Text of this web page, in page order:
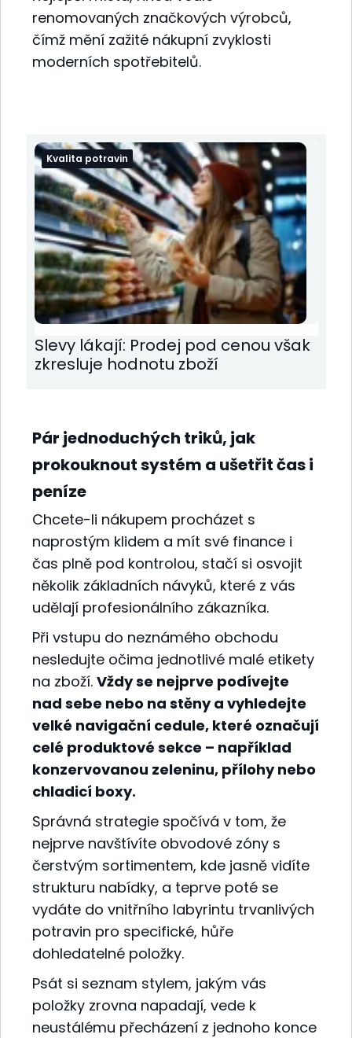
renomovaných značkových výrobců,
čímž mění zažité nákupní zvyklosti
moderních spotřebitelů.
Kvalita potravin
Slevy lákají: Prodej pod cenou však
zkresluje hodnotu zboží
Pár jednoduchých triků, jak
prokouknout systém a ušetřit čas i
peníze
Chcete-li nákupem procházet s
naprostým klidem a mít své finance i
čas plně pod kontrolou, stačí si osvojit
několik základních návyků, které z vás
udělají profesionálního zákazníka.
Při vstupu do neznámého obchodu
nesledujte očima jednotlivé malé etikety
na zboží. Vždy se nejprve podívejte
nad sebe nebo na stěny a vyhledejte
velké navigační cedule, které označují
celé produktové sekce – například
konzervovanou zeleninu, přílohy nebo
chladicí boxy.
Správná strategie spočívá v tom, že
nejprve navštívíte obvodové zóny s
čerstvým sortimentem, kde jasně vidíte
strukturu nabídky, a teprve poté se
vydáte do vnitřního labyrintu trvanlivých
potravin pro specifické, hůře
dohledatelné položky.
Psát si seznam stylem, jakým vás
položky zrovna napadají, vede k
neustálému přecházení z jednoho konce